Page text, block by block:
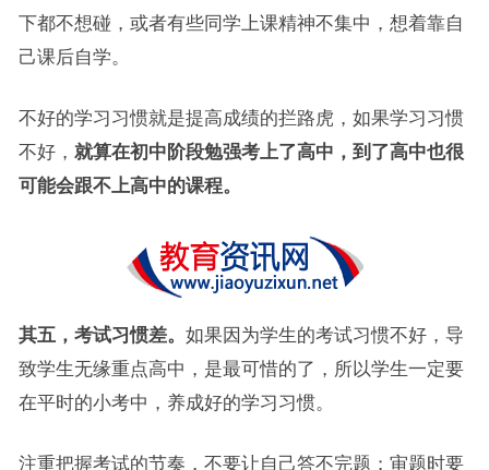
下都不想碰，或者有些同学上课精神不集中，想着靠自
己课后自学。
不好的学习习惯就是提高成绩的拦路虎，如果学习习惯
不好， 就算在初中阶段勉强考上了高中，到了高中也很
可能会跟不上高中的课程。
其五，考试习惯差。 如果因为学生的考试习惯不好，导
致学生无缘重点高中，是最可惜的了，所以学生一定要
在平时的小考中，养成好的学习习惯。
注重把握考试的节奏，不要让自己答不完题；审题时要